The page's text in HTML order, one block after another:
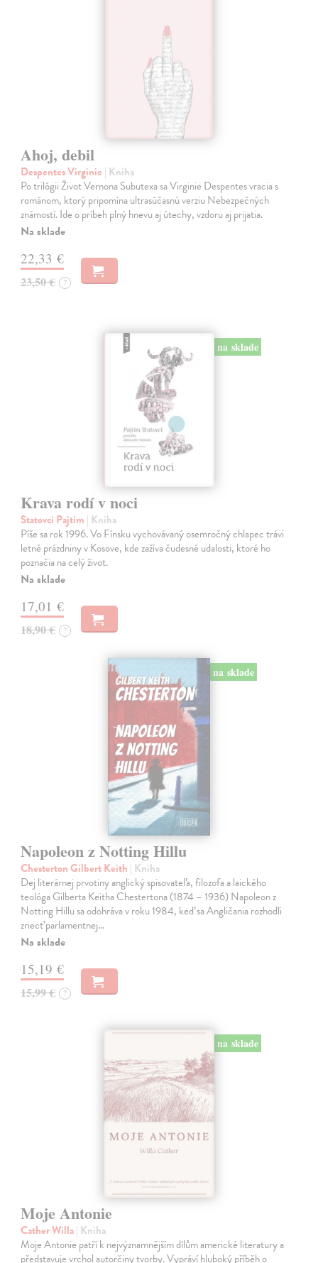
Ahoj, debil
Despentes Virginie | Kniha
Po trilógii Život Vernona Subutexa sa Virginie Despentes vracia s
románom, ktorý pripomína ultrasúčasnú verziu Nebezpečných
známostí. Ide o príbeh plný hnevu aj útechy, vzdoru aj prijatia.
Na sklade
22,33 €
23,50 € ?
na sklade
Krava rodí v noci
Statovci Pajtim | Kniha
Píše sa rok 1996. Vo Fínsku vychovávaný osemročný chlapec trávi
letné prázdniny v Kosove, kde zažíva čudesné udalosti, ktoré ho
poznačia na celý život.
Na sklade
17,01 €
18,90 € ?
na sklade
Napoleon z Notting Hillu
Chesterton Gilbert Keith | Kniha
Dej literárnej prvotiny anglický spisovateľa, filozofa a laického
teológa Gilberta Keitha Chestertona (1874 – 1936) Napoleon z
Notting Hillu sa odohráva v roku 1984, keď sa Angličania rozhodli
zriecť parlamentnej…
Na sklade
15,19 €
15,99 € ?
na sklade
Moje Antonie
Cather Willa| Kniha
Moje Antonie patří k nejvýznamnějším dílům americké literatury a
představuje vrchol autorčiny tvorby. Vypráví hluboký příběh o